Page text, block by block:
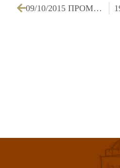
09/10/2015 ΠΡΟΜΗΘΕΙΑ ΕΞΟΠΛΙΣΜΟΥ ΓΙΑ ΤΗΝ ΛΕΙΤΟΥΡΓΙΑ ΤΟΥ ΠΑΙΔΙΚΟΥ ΣΤΑΘΜΟΥ ΣΤΟ Ο.Τ 6 – Γ΄ ΔΙΑΓΩΝΙΣΜΟΣ